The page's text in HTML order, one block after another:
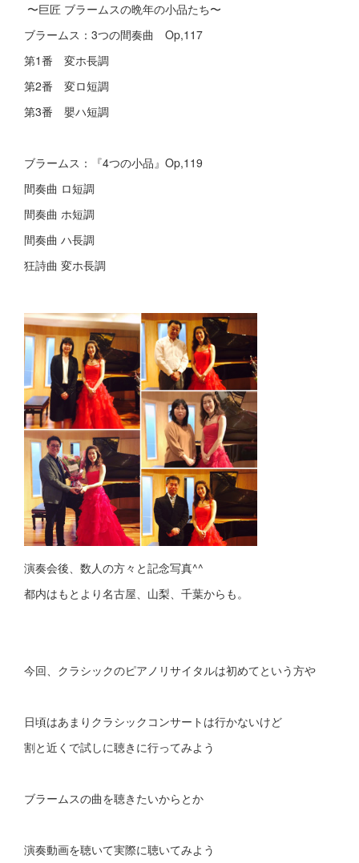
〜巨匠 ブラームスの晩年の小品たち〜
ブラームス：3つの間奏曲 Op,117
第1番 変ホ長調
第2番 変ロ短調
第3番 嬰ハ短調
ブラームス：『4つの小品』Op,119
間奏曲 ロ短調
間奏曲 ホ短調
間奏曲 ハ長調
狂詩曲 変ホ長調
演奏会後、数人の方々と記念写真^^
都内はもとより名古屋、山梨、千葉からも。
今回、クラシックのピアノリサイタルは初めてという方や
日頃はあまりクラシックコンサートは行かないけど
割と近くで試しに聴きに行ってみよう
ブラームスの曲を聴きたいからとか
演奏動画を聴いて実際に聴いてみよう